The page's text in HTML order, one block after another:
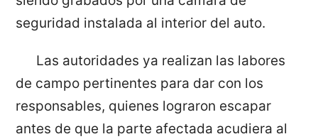
seguridad instalada al interior del auto.
Las autoridades ya realizan las labores
de campo pertinentes para dar con los
responsables, quienes lograron escapar
antes de que la parte afectada acudiera al